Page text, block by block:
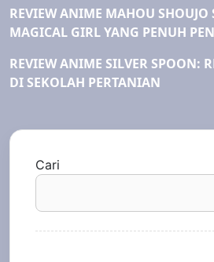
REVIEW ANIME MAHOU SHOUJO
MAGICAL GIRL YANG PENUH
REVIEW ANIME SILVER SPOON:
DI SEKOLAH PERTANIAN
Cari